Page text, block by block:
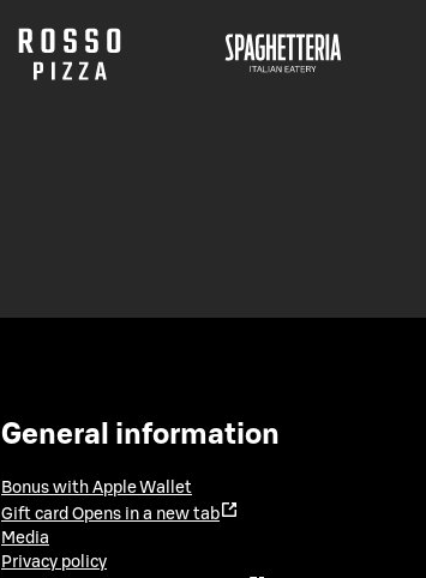
General information
Bonus with Apple Wallet
Gift card Opens in a new tab
Media
Privacy policy